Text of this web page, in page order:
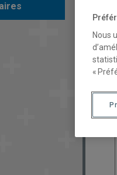
Nous
«